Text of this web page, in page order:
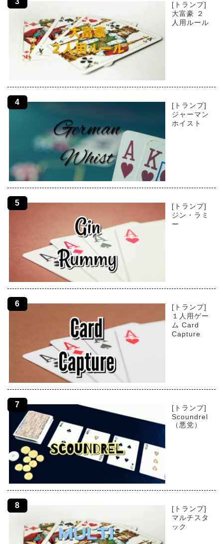
[トランプ]
大富豪 ２
人用ルール
[トランプ]
ジャーマン
ホイスト
[トランプ]
ジン・ラミ
ー
[トランプ]
１人用ゲー
ム Card
Capture
[トランプ]
Scoundrel
（悪党）
[トランプ]
マルチスタ
ック